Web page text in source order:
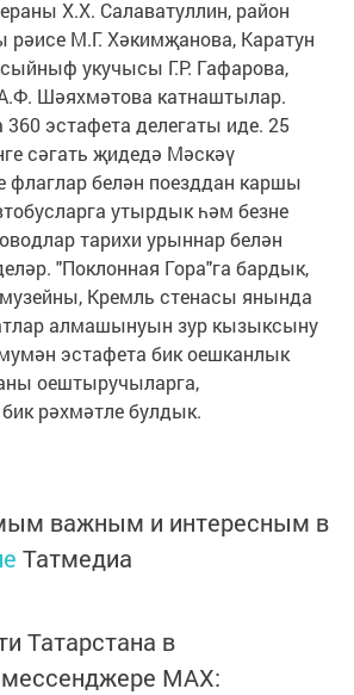
Х.Х. Салаватуллин, район
рәисе М.Г. Хәкимҗанова, Каратун
укучысы Г.Р. Гафарова,
Шәяхмәтова катнаштылар.
360 эстафета делегаты иде. 25
сәгать җидедә Мәскәү
флаглар белән поезддан каршы
утырдык һәм безне
тарихи урыннар белән
"Поклонная Гора"га бардык,
Кремль стенасы янында
алмашынуын зур кызыксыну
эстафета бик оешканлык
оештыручыларга,
рәхмәтле булдык.
важным и интересным в
Татмедиа
Татарстана в
MАХ: